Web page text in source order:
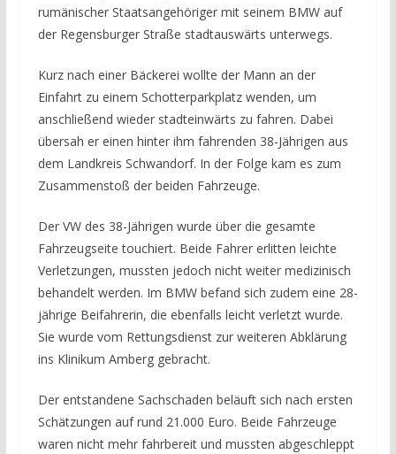
rumänischer Staatsangehöriger mit seinem BMW auf
der Regensburger Straße stadtauswärts unterwegs.
Kurz nach einer Bäckerei wollte der Mann an der
Einfahrt zu einem Schotterparkplatz wenden, um
anschließend wieder stadteinwärts zu fahren. Dabei
übersah er einen hinter ihm fahrenden 38-Jährigen aus
dem Landkreis Schwandorf. In der Folge kam es zum
Zusammenstoß der beiden Fahrzeuge.
Der VW des 38-Jährigen wurde über die gesamte
Fahrzeugseite touchiert. Beide Fahrer erlitten leichte
Verletzungen, mussten jedoch nicht weiter medizinisch
behandelt werden. Im BMW befand sich zudem eine 28-
jährige Beifahrerin, die ebenfalls leicht verletzt wurde.
Sie wurde vom Rettungsdienst zur weiteren Abklärung
ins Klinikum Amberg gebracht.
Der entstandene Sachschaden beläuft sich nach ersten
Schätzungen auf rund 21.000 Euro. Beide Fahrzeuge
waren nicht mehr fahrbereit und mussten abgeschleppt